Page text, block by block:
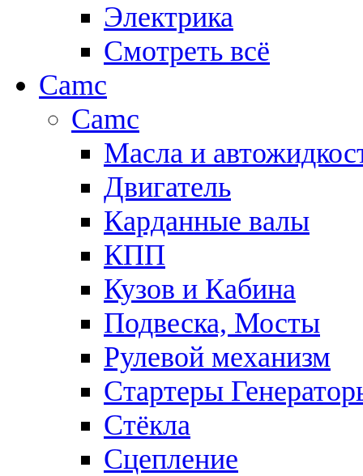
Электрика
Смотреть всё
Camc
Camc
Масла и
Двигатель
Карданные валы
КПП
Кузов и Кабина
Подвеска, Мосты
Рулевой механизм
Стартеры
Стёкла
Сцепление